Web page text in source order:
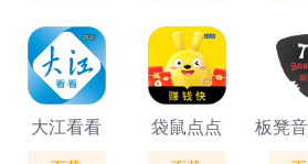
大江看看 袋鼠点点 板凳